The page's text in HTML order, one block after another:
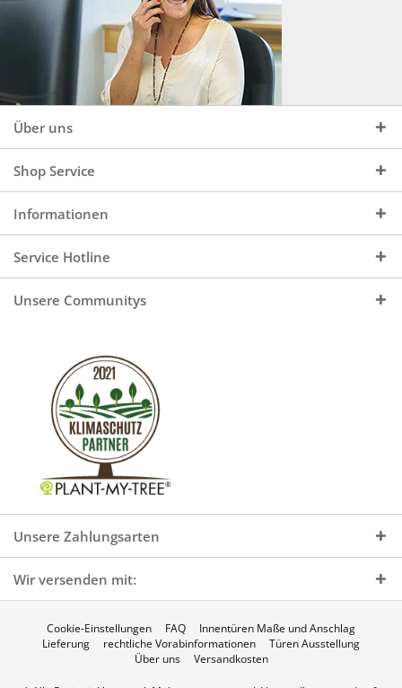
Über uns
Shop Service
Informationen
Service Hotline
Unsere Communitys
Unsere Zahlungsarten
Wir versenden mit:
Cookie-Einstellungen FAQ
Innentüren Maße und Anschlag
Lieferung
rechtliche Vorabinformationen
Türen Ausstellung
Über uns
Versandkosten